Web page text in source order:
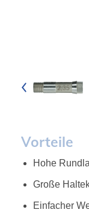
Vorteile
Hohe
Große
Einfacher